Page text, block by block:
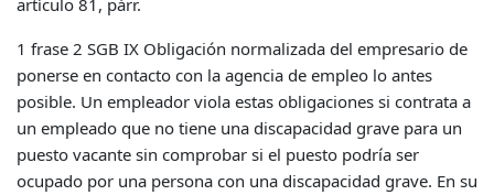
artículo 81, párr.
1 frase 2 SGB IX Obligación normalizada del empresario de
ponerse en contacto con la agencia de empleo lo antes
posible. Un empleador viola estas obligaciones si contrata a
un empleado que no tiene una discapacidad grave para un
puesto vacante sin comprobar si el puesto podría ser
ocupado por una persona con una discapacidad grave. En su